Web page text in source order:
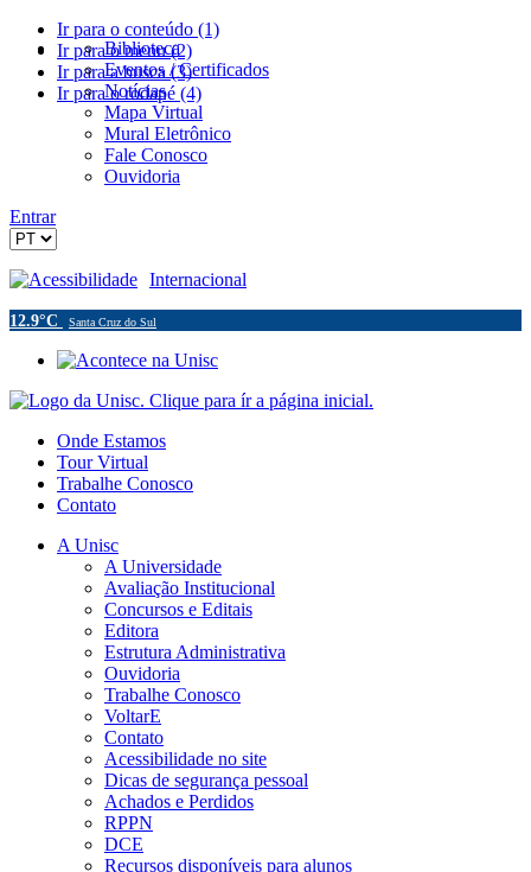
Ir para o conteúdo (1)
Ir para o menu (2)
Ir para a busca (3)
Ir para o rodapé (4)
Biblioteca
Eventos / Certificados
Notícias
Mapa Virtual
Mural Eletrônico
Fale Conosco
Ouvidoria
Entrar
Acessibilidade Internacional
12.9°C Santa Cruz do Sul
Onde Estamos
Tour Virtual
Trabalhe Conosco
Contato
A Unisc
A Universidade
Avaliação Institucional
Concursos e Editais
Editora
Estrutura Administrativa
Ouvidoria
Trabalhe Conosco
VoltarE
Contato
Acessibilidade no site
Dicas de segurança pessoal
Achados e Perdidos
RPPN
DCE
Recursos disponíveis para alunos